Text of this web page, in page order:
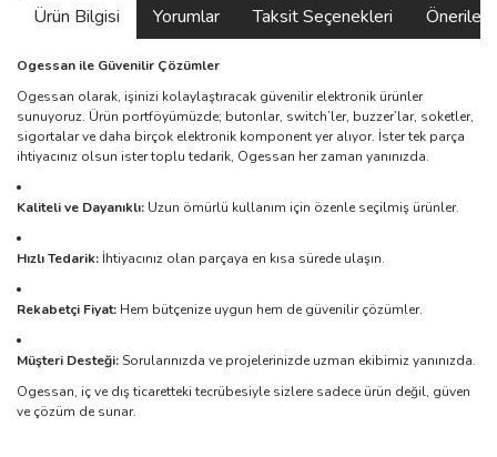
Ürün Bilgisi Yorumlar Taksit Seçenekleri
Ogessan ile Güvenilir Çözümler
Ogessan olarak, işinizi kolaylaştıracak güvenilir elektronik ürünler
sunuyoruz. Ürün portföyümüzde; butonlar, switch’ler, buzzer’lar, soketler,
sigortalar ve daha birçok elektronik komponent yer alıyor. İster tek parça
ihtiyacınız olsun ister toplu tedarik, Ogessan her zaman yanınızda.
Kaliteli ve Dayanıklı: Uzun ömürlü kullanım için özenle seçilmiş ürünler.
Hızlı Tedarik: İhtiyacınız olan parçaya en kısa sürede ulaşın.
Rekabetçi Fiyat: Hem bütçenize uygun hem de güvenilir çözümler.
Müşteri Desteği:Sorularınızda ve projelerinizde uzman ekibimiz yanınızda.
Ogessan, iç ve dış ticaretteki tecrübesiyle sizlere sadece ürün değil, güven
ve çözüm de sunar.